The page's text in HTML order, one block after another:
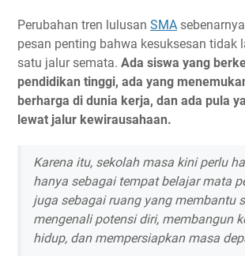
Perubahan tren lulusan SMA
pesan penting bahwa kesuksesan tidak
satu jalur semata. Ada siswa yang
pendidikan tinggi, ada yang
berharga di dunia kerja, dan ada pula
lewat jalur kewirausahaan.
Karena itu, sekolah masa kini perlu
hanya sebagai tempat belajar mata
juga sebagai ruang yang membantu
mengenali potensi diri, membangun
hidup, dan mempersiapkan masa